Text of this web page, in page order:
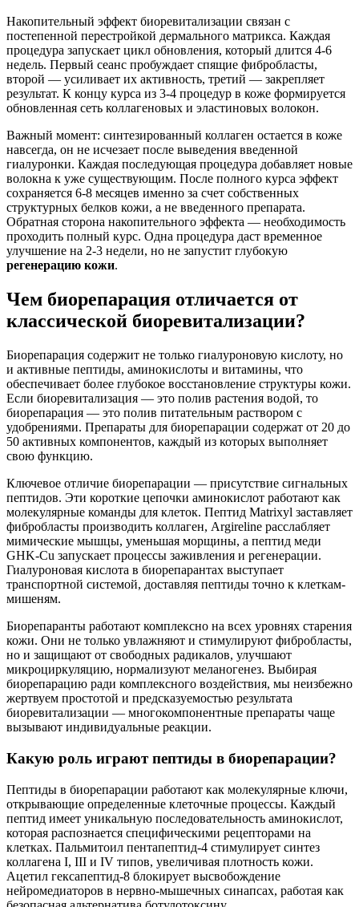
Накопительный эффект биоревитализации связан с
постепенной перестройкой дермального матрикса. Каждая
процедура запускает цикл обновления, который длится 4-6
недель. Первый сеанс пробуждает спящие фибробласты,
второй — усиливает их активность, третий — закрепляет
результат. К концу курса из 3-4 процедур в коже формируется
обновленная сеть коллагеновых и эластиновых волокон.
Важный момент: синтезированный коллаген остается в коже
навсегда, он не исчезает после выведения введенной
гиалуронки. Каждая последующая процедура добавляет новые
волокна к уже существующим. После полного курса эффект
сохраняется 6-8 месяцев именно за счет собственных
структурных белков кожи, а не введенного препарата.
Обратная сторона накопительного эффекта — необходимость
проходить полный курс. Одна процедура даст временное
улучшение на 2-3 недели, но не запустит глубокую
регенерацию кожи.
Чем биорепарация отличается от
классической биоревитализации?
Биорепарация содержит не только гиалуроновую кислоту, но
и активные пептиды, аминокислоты и витамины, что
обеспечивает более глубокое восстановление структуры кожи.
Если биоревитализация — это полив растения водой, то
биорепарация — это полив питательным раствором с
удобрениями. Препараты для биорепарации содержат от 20 до
50 активных компонентов, каждый из которых выполняет
свою функцию.
Ключевое отличие биорепарации — присутствие сигнальных
пептидов. Эти короткие цепочки аминокислот работают как
молекулярные команды для клеток. Пептид Matrixyl заставляет
фибробласты производить коллаген, Argireline расслабляет
мимические мышцы, уменьшая морщины, а пептид меди
GHK-Cu запускает процессы заживления и регенерации.
Гиалуроновая кислота в биорепарантах выступает
транспортной системой, доставляя пептиды точно к клеткам-
мишеням.
Биорепаранты работают комплексно на всех уровнях старения
кожи. Они не только увлажняют и стимулируют фибробласты,
но и защищают от свободных радикалов, улучшают
микроциркуляцию, нормализуют меланогенез. Выбирая
биорепарацию ради комплексного воздействия, мы неизбежно
жертвуем простотой и предсказуемостью результата
биоревитализации — многокомпонентные препараты чаще
вызывают индивидуальные реакции.
Какую роль играют пептиды в биорепарации?
Пептиды в биорепарации работают как молекулярные ключи,
открывающие определенные клеточные процессы. Каждый
пептид имеет уникальную последовательность аминокислот,
которая распознается специфическими рецепторами на
клетках. Пальмитоил пентапептид-4 стимулирует синтез
коллагена I, III и IV типов, увеличивая плотность кожи.
Ацетил гексапептид-8 блокирует высвобождение
нейромедиаторов в нервно-мышечных синапсах, работая как